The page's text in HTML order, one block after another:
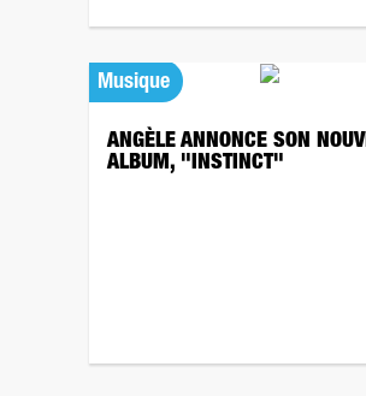
Musique
ANGÈLE ANNONCE SON
ALBUM, "INSTINCT"